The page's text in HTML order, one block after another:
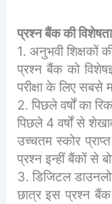
प्रश्न बैंक की
1. अनुभवी शिक्षकों
प्रश्न बैंक को
परीक्षा के लिए सबसे
2. पिछले वर्षों का
पिछले 4 वर्षों से
उच्चतम स्कोर
प्रश्न इन्हीं बैंकों से
3. डिजिटल
छात्र इस प्रश्न